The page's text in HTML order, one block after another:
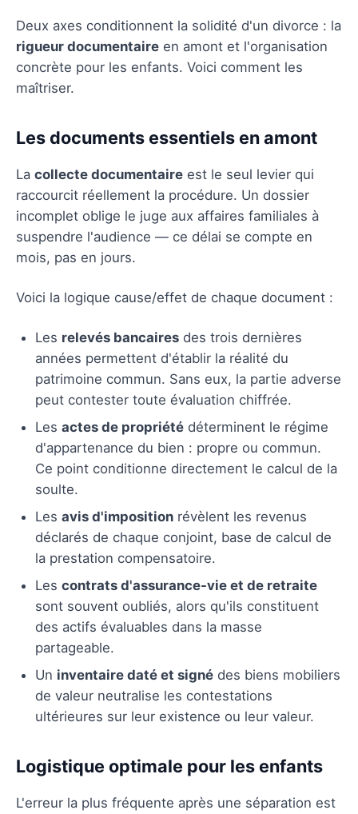
Deux axes conditionnent la solidité d'un divorce : la
rigueur documentaire en amont et l'organisation
concrète pour les enfants. Voici comment les
maîtriser.
Les documents essentiels en amont
La collecte documentaire est le seul levier qui
raccourcit réellement la procédure. Un dossier
incomplet oblige le juge aux affaires familiales à
suspendre l'audience — ce délai se compte en
mois, pas en jours.
Voici la logique cause/effet de chaque document :
Les relevés bancaires des trois dernières
années permettent d'établir la réalité du
patrimoine commun. Sans eux, la partie adverse
peut contester toute évaluation chiffrée.
Les actes de propriété déterminent le régime
d'appartenance du bien : propre ou commun.
Ce point conditionne directement le calcul de la
soulte.
Les avis d'imposition révèlent les revenus
déclarés de chaque conjoint, base de calcul de
la prestation compensatoire.
Les contrats d'assurance-vie et de retraite
sont souvent oubliés, alors qu'ils constituent
des actifs évaluables dans la masse
partageable.
Un inventaire daté et signé des biens mobiliers
de valeur neutralise les contestations
ultérieures sur leur existence ou leur valeur.
Logistique optimale pour les enfants
L'erreur la plus fréquente après une séparation est